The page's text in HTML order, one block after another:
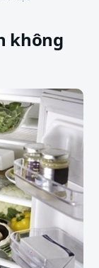
không